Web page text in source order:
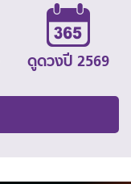
ดูดวงปี 2569